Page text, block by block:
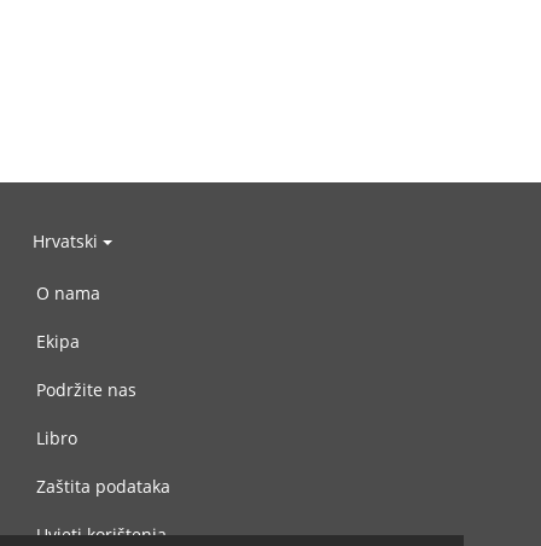
Hrvatski
O nama
Ekipa
Podržite nas
Libro
Zaštita podataka
Uvjeti korištenja